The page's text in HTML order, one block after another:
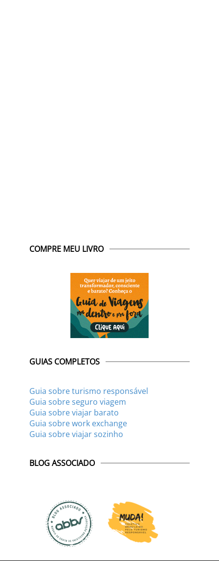
COMPRE MEU LIVRO
GUIAS COMPLETOS
Guia sobre turismo responsável
Guia sobre seguro viagem
Guia sobre viajar barato
Guia sobre work exchange
Guia sobre viajar sozinho
BLOG ASSOCIADO